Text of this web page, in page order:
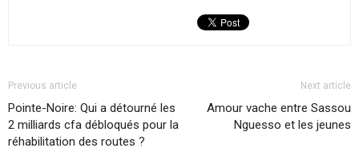
Previous article
Pointe-Noire: Qui a détourné les
2 milliards cfa débloqués pour la
réhabilitation des routes ?
Next article
Amour vache entre Sassou
Nguesso et les jeunes